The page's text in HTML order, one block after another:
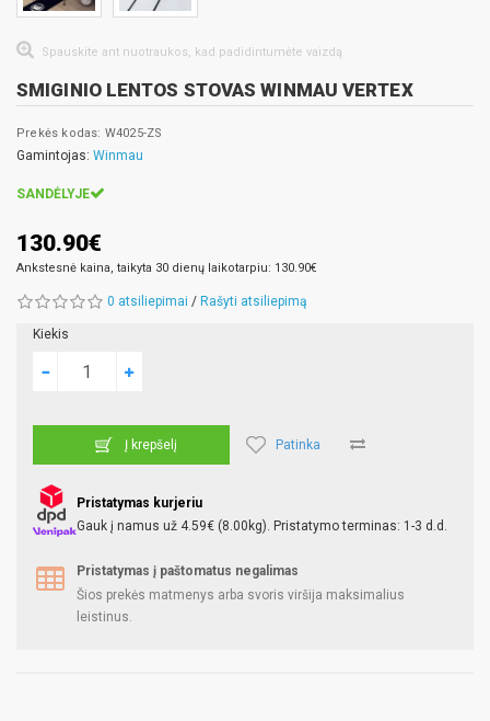
Spauskite ant nuotraukos, kad padidintumėte vaizdą
SMIGINIO LENTOS STOVAS WINMAU VERTEX
Prekės kodas: W4025-ZS
Gamintojas: Winmau
SANDĖLYJE
130.90€
Ankstesnė kaina, taikyta 30 dienų laikotarpiu: 130.90€
0 atsiliepimai / Rašyti atsiliepimą
Kiekis
Į krepšelį Patinka
Pristatymas kurjeriu
Gauk į namus už 4.59€ (8.00kg). Pristatymo terminas: 1-3 d.d.
Pristatymas į paštomatus negalimas
Šios prekės matmenys arba svoris viršija maksimalius
leistinus.